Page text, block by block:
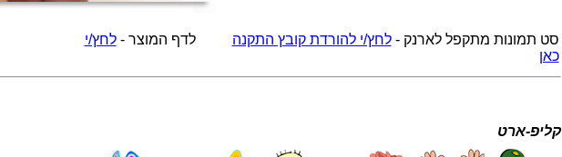
סט תמונות מתקפל לארנק -לחץ/י להורדת קובץ התקנה לדף המוצר -לחץ/י
כאן
קליפ-ארט